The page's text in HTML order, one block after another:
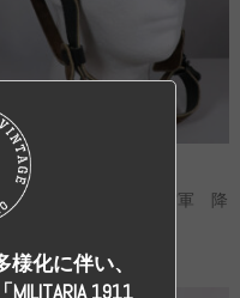
GERMANY
Hat and Cap Luftwaffe
品質レプリカ ドイツ空軍 降
兵 ヘルメット
（税込）
化に伴い、
1911